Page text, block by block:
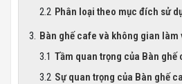
Phân loại theo mục đích sử
Bàn ghế cafe và không gian làm
Tầm quan trọng của Bàn
Sự quan trọng của Bàn ghế